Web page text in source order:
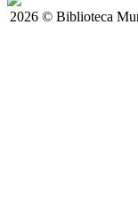
2026 © Biblioteca